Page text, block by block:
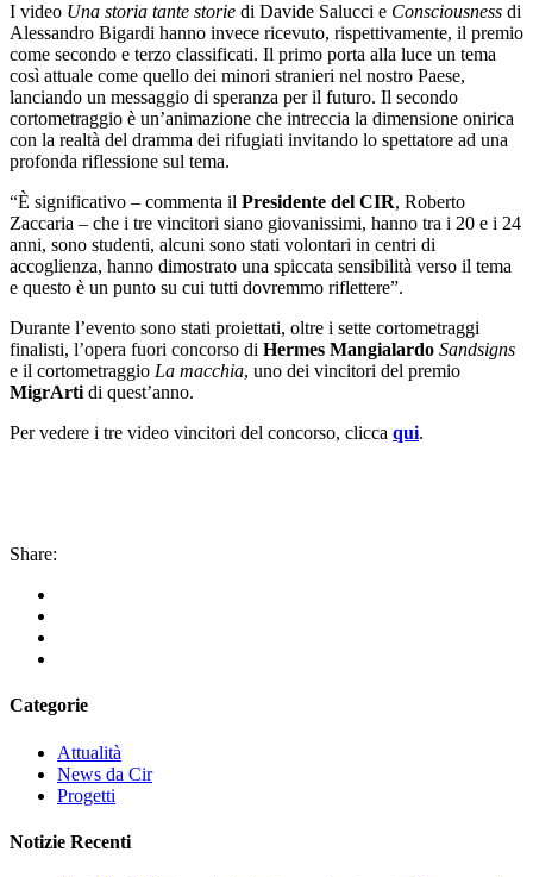
I video Una storia tante storie di Davide Salucci e Consciousness di
Alessandro Bigardi hanno invece ricevuto, rispettivamente, il premio
come secondo e terzo classificati. Il primo porta alla luce un tema
così attuale come quello dei minori stranieri nel nostro Paese,
lanciando un messaggio di speranza per il futuro. Il secondo
cortometraggio è un’animazione che intreccia la dimensione onirica
con la realtà del dramma dei rifugiati invitando lo spettatore ad una
profonda riflessione sul tema.
“È significativo – commenta il Presidente del CIR, Roberto
Zaccaria – che i tre vincitori siano giovanissimi, hanno tra i 20 e i 24
anni, sono studenti, alcuni sono stati volontari in centri di
accoglienza, hanno dimostrato una spiccata sensibilità verso il tema
e questo è un punto su cui tutti dovremmo riflettere”.
Durante l’evento sono stati proiettati, oltre i sette cortometraggi
finalisti, l’opera fuori concorso di Hermes Mangialardo Sandsigns
e il cortometraggio La macchia, uno dei vincitori del premio
MigrArti di quest’anno.
Per vedere i tre video vincitori del concorso, clicca qui.
Share:
Categorie
Attualità
News da Cir
Progetti
Notizie Recenti